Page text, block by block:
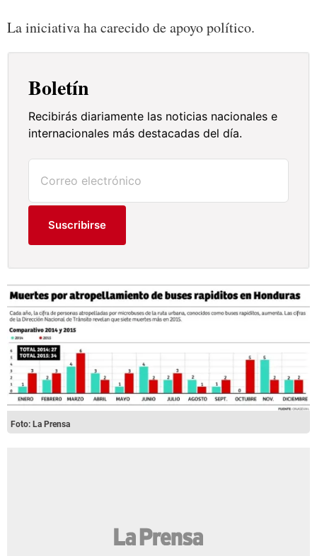
La iniciativa ha carecido de apoyo político.
Boletín
Recibirás diariamente las noticias nacionales e
internacionales más destacadas del día.
Suscribirse
Foto: La Prensa